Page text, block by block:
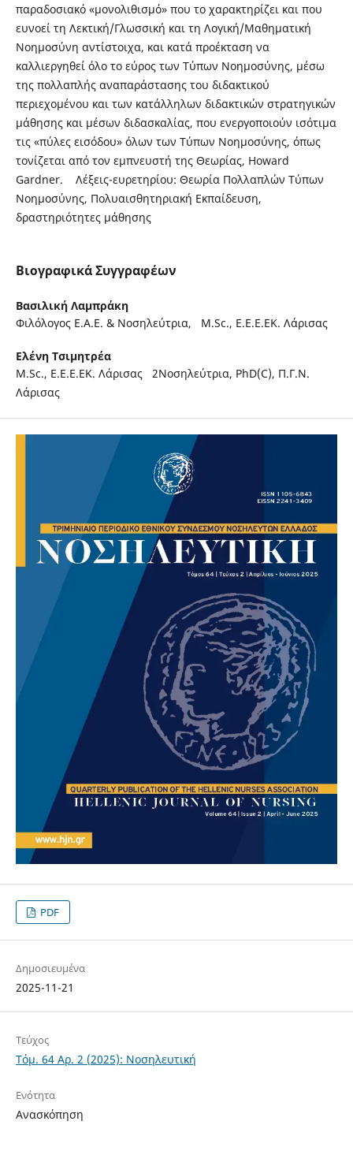
παραδοσιακό «μονολιθισμό» που το χαρακτηρίζει και που
ευνοεί τη Λεκτική/Γλωσσική και τη Λογική/Μαθηματική
Νοημοσύνη αντίστοιχα, και κατά προέκταση να
καλλιεργηθεί όλο το εύρος των Τύπων Νοημοσύνης, μέσω
της πολλαπλής αναπαράστασης του διδακτικού
περιεχομένου και των κατάλληλων διδακτικών στρατηγικών
μάθησης και μέσων διδασκαλίας, που ενεργοποιούν ισότιμα
τις «πύλες εισόδου» όλων των Τύπων Νοημοσύνης, όπως
τονίζεται από τον εμπνευστή της Θεωρίας, Howard
Gardner. Λέξεις-ευρετηρίου: Θεωρία Πολλαπλών Τύπων
Νοημοσύνης, Πολυαισθητηριακή Εκπαίδευση,
δραστηριότητες μάθησης
Βιογραφικά Συγγραφέων
Βασιλική Λαμπράκη
Φιλόλογος Ε.Α.Ε. & Νοσηλεύτρια, M.Sc., Ε.Ε.Ε.ΕΚ. Λάρισας
Ελένη Τσιμητρέα
M.Sc., Ε.Ε.Ε.ΕΚ. Λάρισας 2Νοσηλεύτρια, PhD(C), Π.Γ.Ν.
Λάρισας
PDF
Δημοσιευμένα
2025-11-21
Τεύχος
Τόμ. 64 Αρ. 2 (2025): Νοσηλευτική
Ενότητα
Ανασκόπηση